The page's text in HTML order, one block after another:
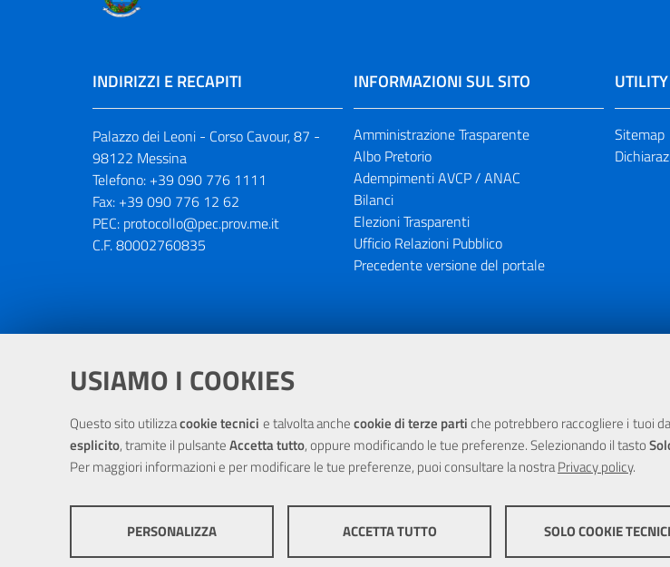
USIAMO I COOKIES
Questo sito utilizzacookie tecnici e talvolta anchecookie di terze partiche potrebbero raccogliere i tuoi
esplicito, tramite il pulsanteAccetta tutto, oppure modificando le tue preferenze. Selezionando il tasto
Per maggiori informazioni e per modificare le tue preferenze, puoi consultare la nostraPrivacy policy.
PERSONALIZZA ACCETTA TUTTO SOLO COOKIE TECNICI
INDIRIZZI E RECAPITI
Palazzo dei Leoni - Corso Cavour, 87 -
98122 Messina
Telefono: +39 090 776 1111
Fax: +39 090 776 12 62
PEC: protocollo@pec.prov.me.it
C.F. 80002760835
INFORMAZIONI SUL SITO
Amministrazione Trasparente
Albo Pretorio
Adempimenti AVCP / ANAC
Bilanci
Elezioni Trasparenti
Ufficio Relazioni Pubblico
Precedente versione del portale
UTILITY
Sitemap
Portale realizzato con la partecipazione finanziaria dell'Unione Europea tramite
© Copyright 2025 Città Metropolitana di Messina